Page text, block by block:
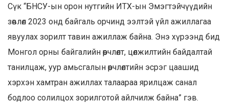
Сүк “БНСУ-ын орон нутгийн ИТХ-ын Эмэгтэйчүүдийн
зөвлөл 2023 онд байгаль орчинд ээлтэй үйл ажиллагаа
явуулах зорилт тавин ажиллаж байна. Энэ хүрээнд бид
Монгол орны байгалийн өөрчлөлт, цөлжилтийн байдалтай
танилцаж, уур амьсгалын өөрчлөлтийн эсрэг цаашид
хэрхэн хамтран ажиллах талаараа ярилцаж санал
бодлоо солилцох зорилготой айлчилж байна” гэв.